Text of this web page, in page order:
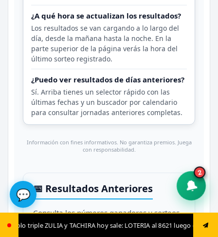
hoy sale: LOTERIA al 8621 luego envía ya: ANIMAL al 8621 jugada
¿A qué hora se actualizan los resultados?
Los resultados se van cargando a lo largo del
día, desde la mañana hasta la noche. En la
parte superior de la página verás la hora del
último sorteo registrado.
¿Puedo ver resultados de días anteriores?
Sí. Arriba tienes un selector rápido con las
últimas fechas y un buscador por calendario
para consultar jornadas anteriores completas.
Información con fines informativos. No garantiza premios. Juega
con responsabilidad.
📅 Resultados Anteriores
Consulta los números ganadores y sorteos
de los días previos en nuestra hemeroteca
🔔
2
💬